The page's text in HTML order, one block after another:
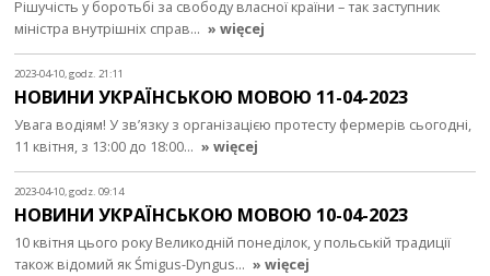
Рішучість у боротьбі за свободу власної країни – так заступник
міністра внутрішніх справ… » więcej
2023-04-10, godz. 21:11
НОВИНИ УКРАЇНСЬКОЮ МОВОЮ 11-04-2023
Увага водіям! У зв’язку з організацією протесту фермерів сьогодні,
11 квітня, з 13:00 до 18:00… » więcej
2023-04-10, godz. 09:14
НОВИНИ УКРАЇНСЬКОЮ МОВОЮ 10-04-2023
10 квітня цього року Великодній понеділок, у польській традиції
також відомий як Śmigus-Dyngus… » więcej